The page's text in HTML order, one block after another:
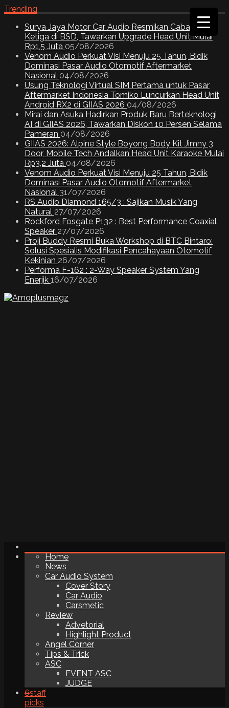
Trending
Surya Jaya Motor Car Audio Resmikan Cabang
Ketiga di BSD, Tawarkan Upgrade Head Unit Mulai
Rp1,5 Juta 05/08/2026
Venom Audio Perkuat Visi Menuju 25 Tahun, Bidik
Dominasi Pasar Audio Otomotif Aftermarket
Nasional 04/08/2026
Usung Teknologi Virtual SIM Pertama untuk Pasar
Aftermarket Indonesia Tomiko Luncurkan Head Unit
Android RX2 di GIIAS 2026 04/08/2026
Mirai dan Asuka Hadirkan Produk Baru Berteknologi
AI di GIIAS 2026, Tawarkan Diskon 10 Persen Selama
Pameran 04/08/2026
GIIAS 2026: Alpine Style Boyong Body Kit Jimny 3
Door, Mobile Tech Andalkan Head Unit Karaoke Mulai
Rp3,2 Juta 04/08/2026
Venom Audio Perkuat Visi Menuju 25 Tahun, Bidik
Dominasi Pasar Audio Otomotif Aftermarket
Nasional 31/07/2026
RS Audio Diamond 165/3 : Sajikan Musik Yang
Natural 27/07/2026
Rockford Fosgate P132 : Best Performance Coaxial
Speaker 27/07/2026
Proji Buddy Resmi Buka Workshop di BTC Bintaro:
Solusi Spesialis Modifikasi Pencahayaan Otomotif
Kekinian 26/07/2026
Performa F-162 : 2-Way Speaker System Yang
Enerjik 16/07/2026
Home
News
Car Audio System
Cover Story
Car Audio
Carsmetic
Review
Advetorial
Highlight Product
Angel Corner
Tips & Trick
ASC
EVENT ASC
JUDGE
6staff
picks